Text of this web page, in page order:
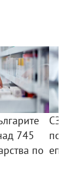
745
по